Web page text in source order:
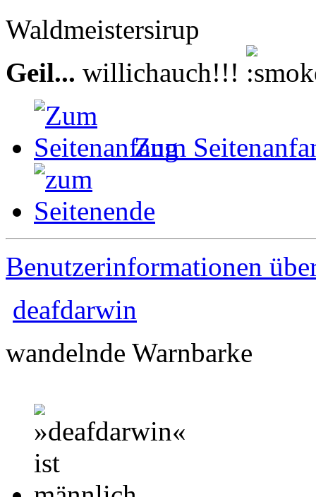
Waldmeistersirup
Geil... willichauch!!!
Zum
Benutzerinformationen
deafdarwin
wandelnde Warnbarke